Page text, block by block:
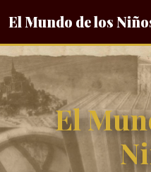
El Mundo de los
El